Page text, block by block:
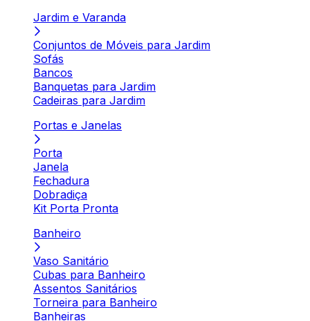
Jardim e Varanda
Conjuntos de Móveis para Jardim
Sofás
Bancos
Banquetas para Jardim
Cadeiras para Jardim
Portas e Janelas
Porta
Janela
Fechadura
Dobradiça
Kit Porta Pronta
Banheiro
Vaso Sanitário
Cubas para Banheiro
Assentos Sanitários
Torneira para Banheiro
Banheiras